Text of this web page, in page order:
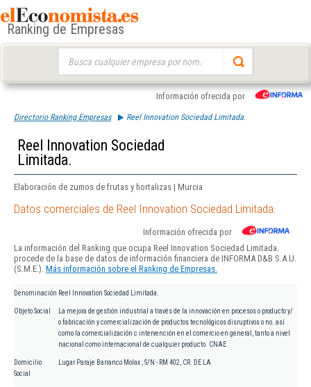
Ranking de Empresas
Información ofrecida por
Directorio Ranking Empresas Reel Innovation Sociedad Limitada.
Reel Innovation Sociedad
Limitada.
Elaboración de zumos de frutas y hortalizas | Murcia
Datos comerciales de Reel Innovation Sociedad Limitada.
Información ofrecida por
La información del Ranking que ocupa Reel Innovation Sociedad Limitada.
procede de la base de datos de información financiera de INFORMA D&B S.A.U.
(S.M.E.). Más información sobre el Ranking de Empresas.
Denominación Reel Innovation Sociedad Limitada.
Objeto Social
La mejora de gestión industrial a través de la innovación en procesos o producto y/
o fabricación y comercialización de productos tecnológicos disruptivos o no. así
como la comercialización c intervención en el comercio en general, tanto a nivel
nacional como internacional de cualquier producto. CNAE
Domicilio
Social
Lugar Paraje Barranco Molax , S/N - RM 402, CR. DE LA